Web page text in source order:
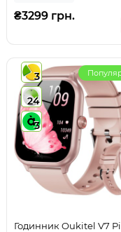
₴3299 грн.
3
24
3
Годинник Oukitel V7